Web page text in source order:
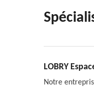
LOBRY
Notre